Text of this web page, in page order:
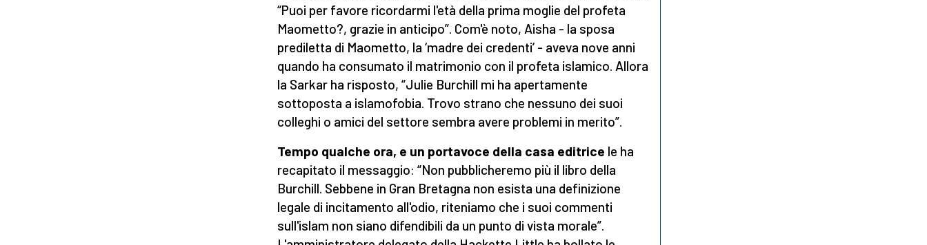
“Puoi per favore ricordarmi l'età della prima moglie del profeta
Maometto?, grazie in anticipo”. Com'è noto, Aisha - la sposa
prediletta di Maometto, la ‘madre dei credenti’ - aveva nove anni
quando ha consumato il matrimonio con il profeta islamico. Allora
la Sarkar ha risposto, “Julie Burchill mi ha apertamente
sottoposta a islamofobia. Trovo strano che nessuno dei suoi
colleghi o amici del settore sembra avere problemi in merito”.
Tempo qualche ora, e un portavoce della casa editrice le ha
recapitato il messaggio: “Non pubblicheremo più il libro della
Burchill. Sebbene in Gran Bretagna non esista una definizione
legale di incitamento all'odio, riteniamo che i suoi commenti
sull'islam non siano difendibili da un punto di vista morale”.